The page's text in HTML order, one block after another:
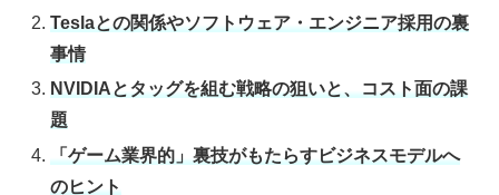
Teslaとの関係やソフトウェア・エンジニア採用の裏
事情
NVIDIAとタッグを組む戦略の狙いと、コスト面の課
題
「ゲーム業界的」裏技がもたらすビジネスモデルへ
のヒント